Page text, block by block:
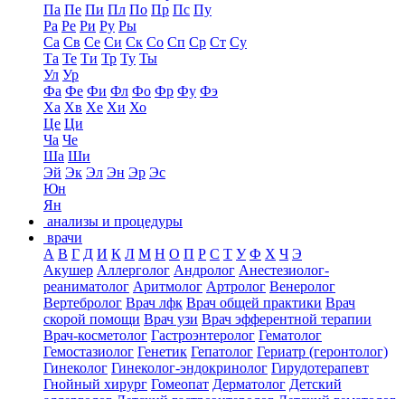
Па Пе Пи Пл По Пр Пс Пу
Ра Ре Ри Ру Ры
Са Св Се Си Ск Со Сп Ср Ст Су
Та Те Ти Тр Ту Ты
Ул Ур
Фа Фе Фи Фл Фо Фр Фу Фэ
Ха Хв Хе Хи Хо
Це Ци
Ча Че
Ша Ши
Эй Эк Эл Эн Эр Эс
Юн
Ян
анализы и процедуры
врачи
А В Г Д И К Л М Н О П Р С Т У Ф Х Ч Э
Акушер Аллерголог Андролог Анестезиолог-
реаниматолог Аритмолог Артролог Венеролог
Вертебролог Врач лфк Врач общей практики Врач
скорой помощи Врач узи Врач эфферентной терапии
Врач-косметолог Гастроэнтеролог Гематолог
Гемостазиолог Генетик Гепатолог Гериатр (геронтолог)
Гинеколог Гинеколог-эндокринолог Гирудотерапевт
Гнойный хирург Гомеопат Дерматолог Детский